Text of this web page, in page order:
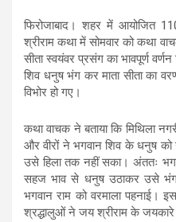
फिरोजाबाद। शहर में आयोजित
श्रीराम कथा में सोमवार को कथा
सीता स्वयंवर प्रसंग का भावपूर्ण
शिव धनुष भंग कर माता सीता का
विभोर हो गए।
कथा वाचक ने बताया कि मिथिला
और वीरों ने भगवान शिव के धनुष को
उसे हिला तक नहीं सका। अंततः
सहज भाव से धनुष उठाकर उसे भंग
भगवान राम को वरमाला
श्रद्धालुओं ने जय श्रीराम के जयकारे